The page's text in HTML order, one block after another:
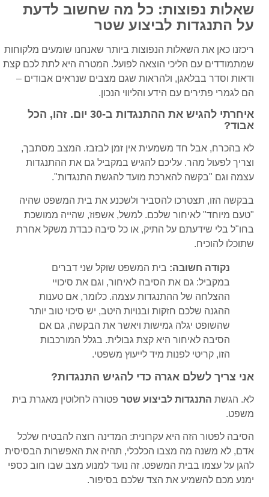
שאלות נפוצות: כל מה שחשוב לדעת
על התנגדות לביצוע שטר
ריכזנו כאן את השאלות הנפוצות ביותר שאנחנו שומעים מלקוחות
שמתמודדים עם הליכי הוצאה לפועל. המטרה היא לתת לכם קצת
ודאות וסדר בבלאגן, ולהראות שגם מצבים שנראים אבודים –
הם לגמרי פתירים עם הידע והליווי הנכון.
איחרתי להגיש את ההתנגדות ב-30 יום. זהו, הכל
אבוד?
לא בהכרח, אבל חד משמעית אין זמן לבזבז. המצב מסתבך,
וצריך לפעול מהר. עליכם להגיש במקביל גם את ההתנגדות
עצמה וגם "בקשה להארכת מועד להגשת התנגדות".
בבקשה הזו, תצטרכו להסביר ולשכנע את בית המשפט שהיה
"טעם מיוחד" לאיחור שלכם. למשל, אשפוז, שהייה ממושכת
בחו"ל בלי שידעתם על התיק, או כל סיבה כבדת משקל אחרת
שתוכלו להוכיח.
נקודה חשובה: בית המשפט שוקל שני דברים
במקביל: גם את הסיבה לאיחור, וגם את סיכויי
ההצלחה של ההתנגדות עצמה. כלומר, אם טענות
ההגנה שלכם חזקות ובנויות היטב, יש סיכוי טוב יותר
שהשופט יגלה גמישות ויאשר את הבקשה, גם אם
הסיבה לאיחור היא קצת גבולית. בגלל המורכבות
הזו, קריטי לפנות מיד לייעוץ משפטי.
אני צריך לשלם אגרה כדי להגיש התנגדות?
לא. הגשת התנגדות לביצוע שטר פטורה לחלוטין מאגרת בית
משפט.
הסיבה לפטור הזה היא עקרונית: המדינה רוצה להבטיח שלכל
אדם, לא משנה מה מצבו הכלכלי, תהיה את האפשרות הבסיסית
להגן על עצמו בבית המשפט. זה נועד למנוע מצב שבו חוב כספי
ימנע מכם להשמיע את הצד שלכם בסיפור.